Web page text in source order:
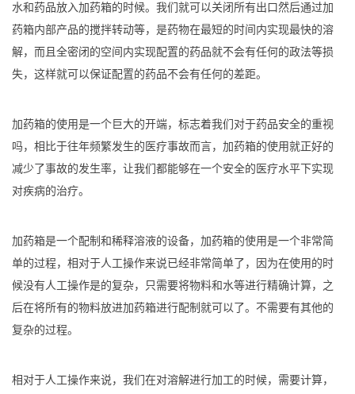
水和药品放入加药箱的时候。我们就可以关闭所有出口然后通过加
药箱内部产品的搅拌转动等，是药物在最短的时间内实现最快的溶
解，而且全密闭的空间内实现配置的药品就不会有任何的政法等损
失，这样就可以保证配置的药品不会有任何的差距。
加药箱的使用是一个巨大的开端，标志着我们对于药品安全的重视
吗，相比于往年频繁发生的医疗事故而言，加药箱的使用就正好的
减少了事故的发生率，让我们都能够在一个安全的医疗水平下实现
对疾病的治疗。
加药箱是一个配制和稀释溶液的设备，加药箱的使用是一个非常简
单的过程，相对于人工操作来说已经非常简单了，因为在使用的时
候没有人工操作是的复杂，只需要将物料和水等进行精确计算，之
后在将所有的物料放进加药箱进行配制就可以了。不需要有其他的
复杂的过程。
相对于人工操作来说，我们在对溶解进行加工的时候，需要计算，